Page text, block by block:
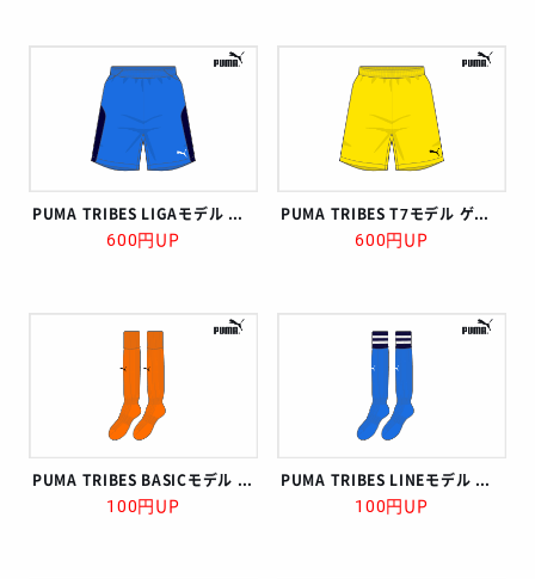
PUMA TRIBES LIGAモデル ゲームパンツ
600円UP
PUMA TRIBES T7モデル ゲームパンツ
600円UP
PUMA TRIBES BASICモデル ストッキング
100円UP
PUMA TRIBES LINEモデル ストッキング
100円UP